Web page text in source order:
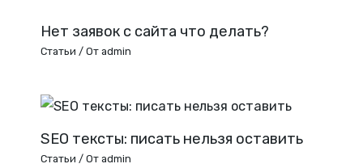
Нет заявок с сайта что делать?
Статьи / От admin
SEO тексты: писать нельзя оставить
Статьи / От admin